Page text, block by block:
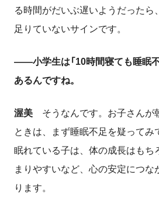
る時間がだいぶ遅いようだったら
足りていないサインです。
――小学生は「 10時間寝ても睡眠
あるんですね。
渥美 そうなんです。お子さんが
ときは、まず睡眠不足を疑ってみ
眠れている子は、体の成長はもち
まりやすいなど、心の安定につな
ります。